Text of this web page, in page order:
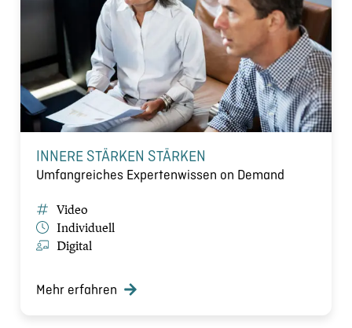
INNERE STÄRKEN STÄRKEN
Umfangreiches Expertenwissen on Demand
Video
Individuell
Digital
Mehr erfahren